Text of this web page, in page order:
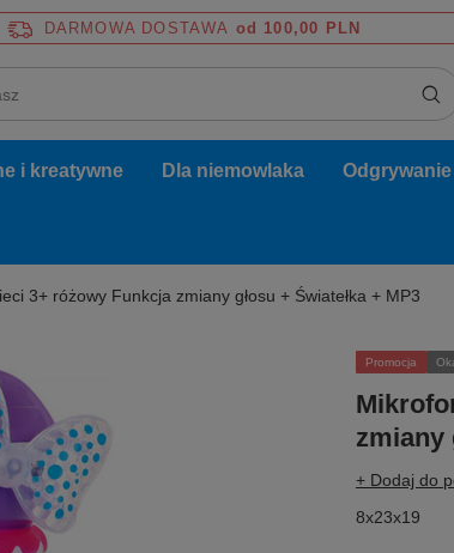
DARMOWA DOSTAWA od 100,00 PLN
i kreatywne Dla niemowlaka
3+ różowy Funkcja zmiany głosu + Światełka + MP3
Promocja
zmiany
+ Dodaj do
8x23x19